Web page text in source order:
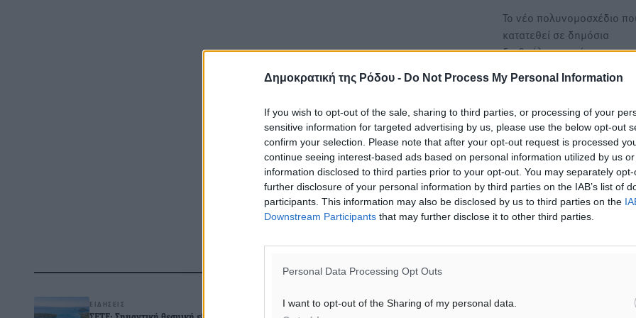
Δημοκρατική της Ρόδου - Do Not Process My Personal Information
If you wish to opt-out of the sale, sharing to third parties, or processing of your
sensitive information for targeted advertising by us, please use the below opt-out
confirm your selection. Please note that after your opt-out request is processed
continue seeing interest-based ads based on personal information utilized by us
information disclosed to third parties prior to your opt-out. You may separately
further disclosure of your personal information by third parties on the IAB’s list of
participants. This information may also be disclosed by us to third parties on the
Downstream Participants that may further disclose it to other third parties.
Personal Data Processing Opt Outs
I want to opt-out of the Sharing of my personal data.
Το νέο πολυνομοσχέδιο
κατατεθεί σε δημόσια
διαβούλευση φέρνει
Η πραγματική ιστορία
τις Γαλάζιες Σημαίες στις
Η γαλλικής επινόησης και
παγκόσμιας απήχησης
ποιότητας, που βοηθά στην
εύρεση…
ΔΙΑΒΑΣΕ ΕΠΙΣΗΣ
ΕΙΔΉΣΕΙΣ ΕΙΔΉΣΕΙΣ